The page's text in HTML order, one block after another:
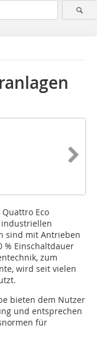
Eco
sind mit Antrieben
% Einschaltdauer
zum
wird seit vielen
bieten dem Nutzer
und entsprechen
für